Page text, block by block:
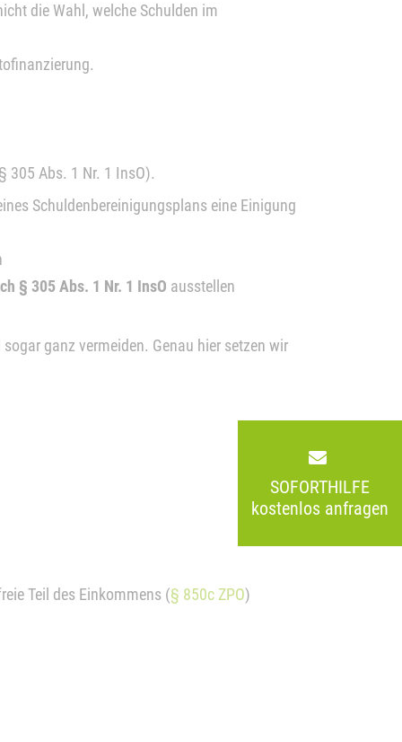
SOFORTHILFE
kostenlos anfragen
die Wahl, welche Schulden im
305 Abs. 1 Nr. 1 InsO).
Schuldenbereinigungsplans eine Einigung
§ 305 Abs. 1 Nr. 1 InsO ausstellen
ganz vermeiden. Genau hier setzen wir
Teil des Einkommens (§ 850c ZPO)